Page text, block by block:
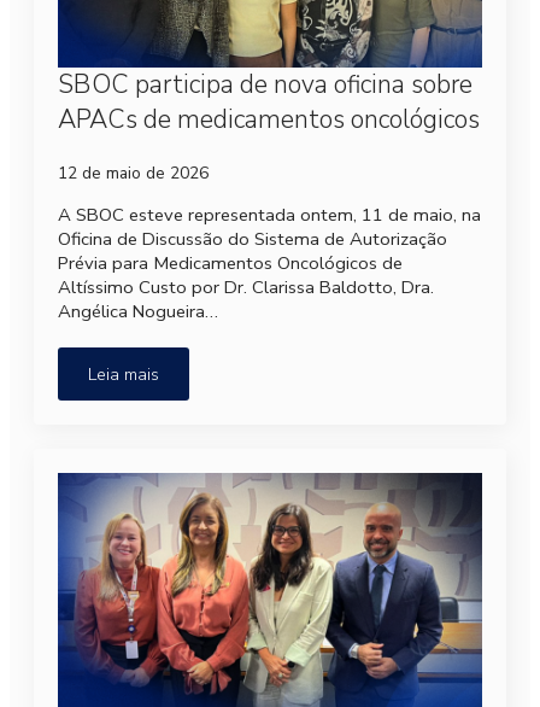
SBOC participa de nova oficina sobre
APACs de medicamentos oncológicos
12 de maio de 2026
A SBOC esteve representada ontem, 11 de maio, na
Oficina de Discussão do Sistema de Autorização
Prévia para Medicamentos Oncológicos de
Altíssimo Custo por Dr. Clarissa Baldotto, Dra.
Angélica Nogueira…
Leia mais